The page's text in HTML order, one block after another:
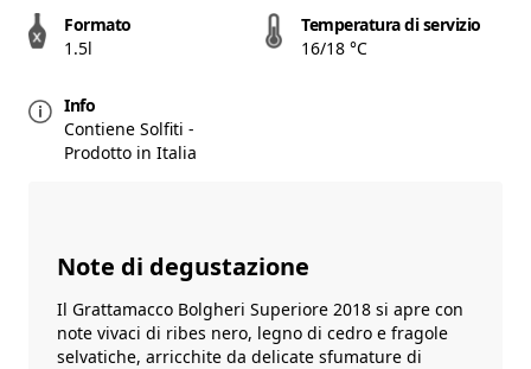
Formato
1.5l
Temperatura di servizio
16/18 °C
Info
Contiene Solfiti -
Prodotto in Italia
Note di degustazione
Il Grattamacco Bolgheri Superiore 2018 si apre con
note vivaci di ribes nero, legno di cedro e fragole
selvatiche, arricchite da delicate sfumature di